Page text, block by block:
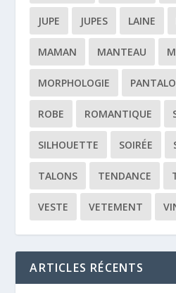
JUPE JUPES LAINE
MAMAN MANTEAU
MORPHOLOGIE
ROBE ROMANTIQUE
SILHOUETTE SOIRÉE
TALONS TENDANCE
VESTE VETEMENT
ARTICLES RÉCENTS